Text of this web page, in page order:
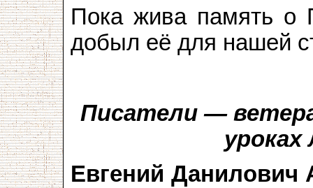
Пока жива память о
добыл её для нашей
Писатели —
Евгений